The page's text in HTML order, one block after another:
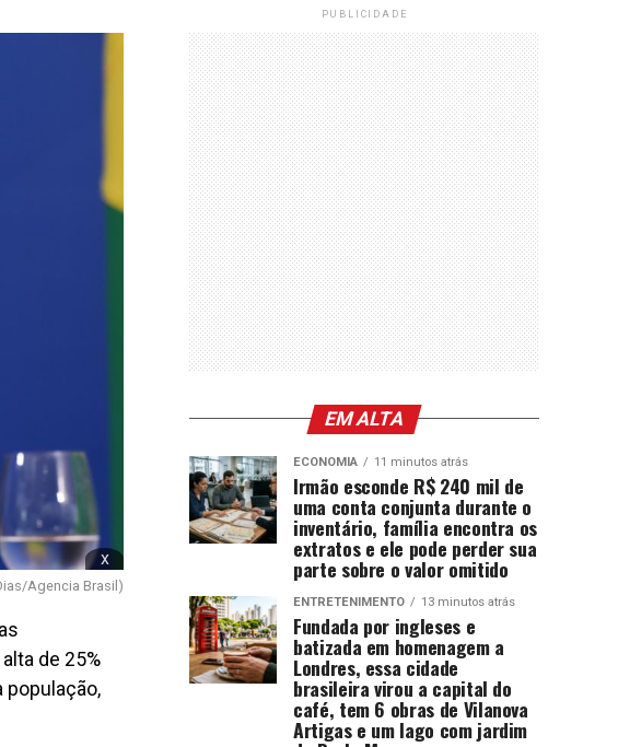
x
Agencia Brasil)
de 25%
população,
PUBLICIDADE
EM ALTA
ECONOMIA 11 minutos atrás
Irmão esconde R$ 240 mil de
uma conta conjunta durante o
inventário, família encontra os
extratos e ele pode perder sua
parte sobre o valor omitido
ENTRETENIMENTO 13 minutos atrás
Fundada por ingleses e
batizada em homenagem a
Londres, essa cidade
brasileira virou a capital do
café, tem 6 obras de Vilanova
Artigas e um lago com jardim